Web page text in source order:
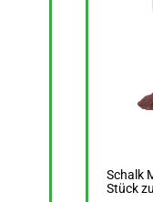
Schalk
Stück